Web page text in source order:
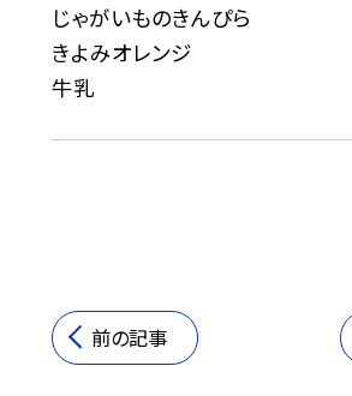
じゃがいものきんぴら
きよみオレンジ
牛乳
前の記事